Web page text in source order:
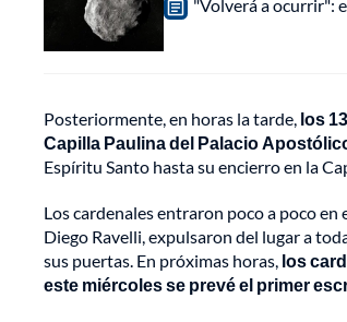
"Volverá a ocurrir":
Posteriormente, en horas la tarde, los
Capilla Paulina del Palacio
Espíritu Santo hasta su encierro en la
Los cardenales entraron poco a poco
Diego Ravelli, expulsaron del lugar a
sus puertas. En próximas horas, los
este miércoles se prevé el primer